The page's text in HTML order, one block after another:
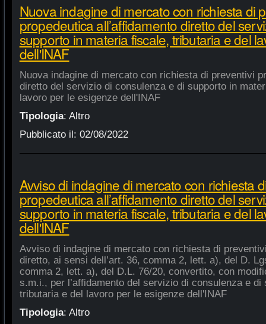
Nuova indagine di mercato con richiesta di
propedeutica all’affidamento diretto del
supporto in materia fiscale, tributaria e del
dell'INAF
Nuova indagine di mercato con richiesta di preventivi
diretto del servizio di consulenza e di supporto in
lavoro per le esigenze dell'INAF
Tipologia: Altro
Pubblicato il: 02/08/2022
Avviso di indagine di mercato con richiesta
propedeutica all’affidamento diretto del
supporto in materia fiscale, tributaria e del
dell'INAF
Avviso di indagine di mercato con richiesta di
diretto, ai sensi dell’art. 36, comma 2, lett. a), del D.
comma 2, lett. a), del D.L. 76/20, convertito, con
s.m.i., per l’affidamento del servizio di consulenza e
tributaria e del lavoro per le esigenze dell'INAF
Tipologia: Altro